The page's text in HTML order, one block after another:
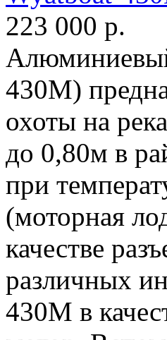
223 000 р.
430М)
охоты на
до 0,80м в
при
(моторная
качестве
различных
430М в